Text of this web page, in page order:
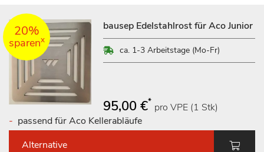
bausep Edelstahlrost für Aco Junior
ca. 1-3 Arbeitstage (Mo-Fr)
95,00 €* pro VPE (1 Stk)
passend für Aco Kellerabläufe
Alternative
20%
sparenx